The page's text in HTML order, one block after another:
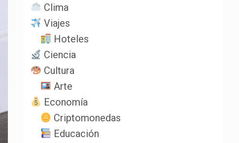
Clima
Viajes
Hoteles
Ciencia
Cultura
Arte
Economía
Criptomonedas
Educación